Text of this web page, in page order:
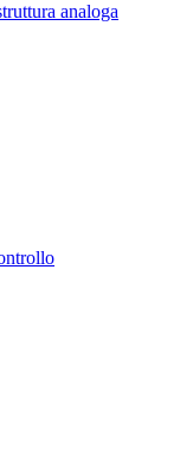
analoga